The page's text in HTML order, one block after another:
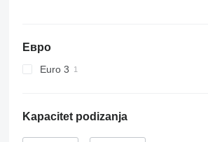
Евро
Euro 3
Kapacitet podizanja